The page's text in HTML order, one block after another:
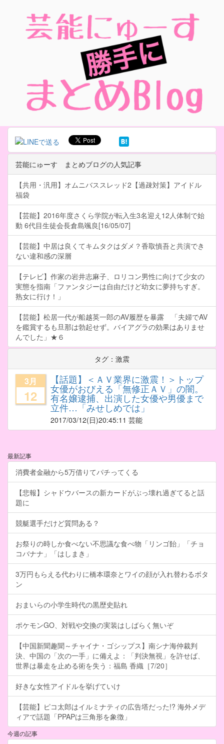
芸能にゅーす まとめブログの人気記事
【共用・汎用】オムニバススレッド2【過疎対策】アイドル
福袋
【芸能】2016年度さくら学院が転入生3名迎え12人体制で始
動 6代目生徒会長倉島颯良[16/05/07]
【芸能】中居は良くてキムタクはダメ？香取慎吾と共演でき
ない違和感の深層
【テレビ】作家の岩井志麻子、ロリコン男性に向けて少女の
実態を指南「ファンタジーは自由だけど幼女に夢持ちすぎ。
熟女に行け！」
【芸能】松居一代が船越英一郎のAV履歴を暴露 「夫婦でAV
を鑑賞するも旦那は勃起せず。バイアグラの効果はありませ
んでした」★６
タグ：激震
3月
12
【話題】＜ＡＶ業界に激震！＞トップ
女優がおびえる「無修正ＡＶ」の闇。
有名嬢逮捕、出演した女優や男優まで
立件…「みせしめでは」
2017/03/12(日)20:45:11 芸能
最新記事
消費者金融から5万借りてパチってくる
【悲報】シャドウバースの新カードがぶっ壊れ過ぎてると話
題に
競艇選手だけど質問ある？
お祭りの時しか食べない不思議な食べ物「リンゴ飴」「チョ
コバナナ」「はしまき」
3万円もらえる代わりに橋本環奈とワイの顔が入れ替わるボタ
ン
おまいらの小学生時代の黒歴史貼れ
ポケモンGO、対戦や交換の実装はしばらく無いぞ
【中国新聞趣聞～チャイナ・ゴシップス】南シナ海仲裁判
決、中国の「次の一手」に備えよ：「判決無視」を許せば、
世界は暴走を止める術を失う：福島 香織［7/20］
好きな女性アイドルを挙げていけ
【芸能】ピコ太郎はイルミナティの広告塔だった!? 海外メデ
ィアで話題「PPAPは三角形を象徴」
今週の記事